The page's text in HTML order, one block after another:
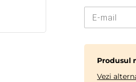
Produsul
Vezi